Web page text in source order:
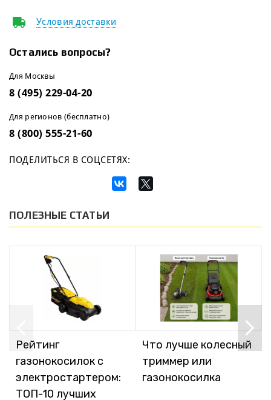
Условия доставки
Остались вопросы?
Для Москвы
8 (495) 229-04-20
Для регионов (бесплатно)
8 (800) 555-21-60
ПОДЕЛИТЬСЯ В СОЦСЕТЯХ:
ПОЛЕЗНЫЕ СТАТЬИ
Рейтинг
газонокосилок с
электростартером:
ТОП-10 лучших
Что лучше колесный
триммер или
газонокосилка